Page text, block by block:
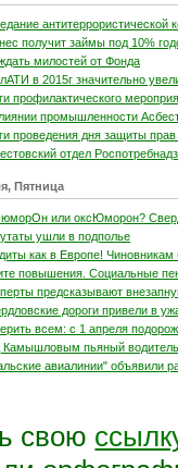
получит займы под 10%
милостей от Фонда
в 2015г значительно
профилактического
промышленности
проведения дня защиты прав
отдел
Пятница
или оксЮморон?
ушли в подполье
как в Европе! Чиновникам
повышения. Социальные
предсказывают
дороги привели в
всем: с 1 апреля
Камышловым пьяный водитель
авиалинии" объявили
свою